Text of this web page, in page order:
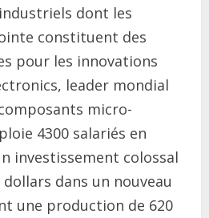
dont les
constituent des
pour les innovations
leader mondial
micro-
4300 salariés en
investissement colossal
dans un nouveau
une production de 620